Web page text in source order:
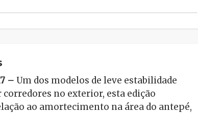
– Um dos modelos de leve estabilidade
corredores no exterior, esta edição
ao amortecimento na área do antepé,